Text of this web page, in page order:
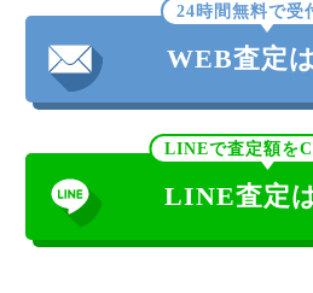
24時間無料で受
WEB査定
LINEで査定額を
LINE査定